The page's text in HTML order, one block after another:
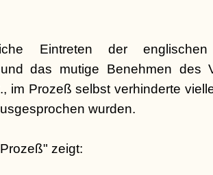
Eintreten der
das mutige Benehmen des
im Prozeß selbst verhinderte
wurden.
zeigt: